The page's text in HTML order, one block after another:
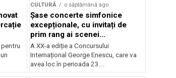
CULTURĂ o săptămână ago
Șase concerte simfonice
excepționale, cu invitați de
prim rang ai scenei
internaționale și ansambluri
orchestrale românești de
prestigiu, în programul
Concursului Enescu 2026
A XX-a ediție a Concursului
Internațional George Enescu, care va
avea loc în perioada 23...